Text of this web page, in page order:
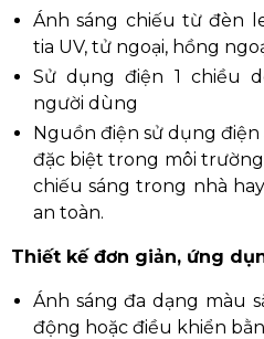
Ánh sáng chiếu từ đèn
tia UV, tử ngoại, hồng
Sử dụng điện 1 chiều
người dùng
Nguồn điện sử dụng điện
đặc biệt trong môi
chiếu sáng trong nhà
an toàn.
Thiết kế đơn giản, ứng
Ánh sáng đa dạng màu
động hoặc điều khiển